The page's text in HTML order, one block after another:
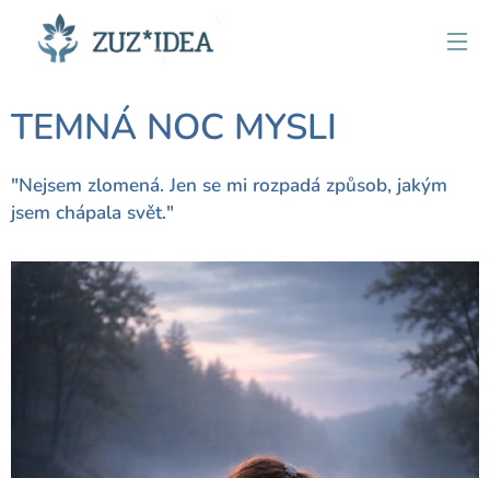
TEMNÁ NOC MYSLI
"Nejsem zlomená. Jen se mi rozpadá způsob, jakým
jsem chápala svět."